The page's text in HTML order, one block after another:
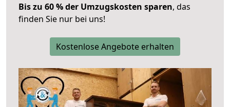
Bis zu 60 % der Umzugskosten sparen, das
finden Sie nur bei uns!
Kostenlose Angebote erhalten